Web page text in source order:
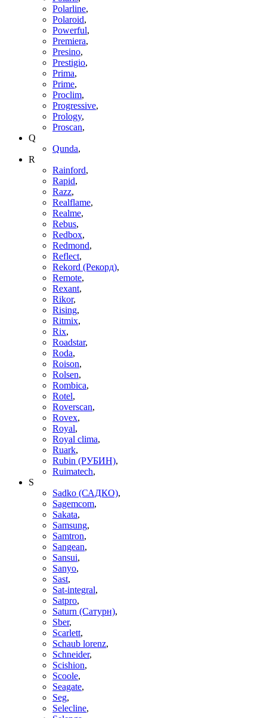
Polarline,
Polaroid,
Powerful,
Premiera,
Presino,
Prestigio,
Prima,
Prime,
Proclim,
Progressive,
Prology,
Proscan,
Q
Qunda,
R
Rainford,
Rapid,
Razz,
Realflame,
Realme,
Rebus,
Redbox,
Redmond,
Reflect,
Rekord (Рекорд),
Remote,
Rexant,
Rikor,
Rising,
Ritmix,
Rix,
Roadstar,
Roda,
Roison,
Rolsen,
Rombica,
Rotel,
Roverscan,
Rovex,
Royal,
Royal clima,
Ruark,
Rubin (РУБИН),
Ruimatech,
S
Sadko (САДКО),
Sagemcom,
Sakata,
Samsung,
Samtron,
Sangean,
Sansui,
Sanyo,
Sast,
Sat-integral,
Satpro,
Saturn (Сатурн),
Sber,
Scarlett,
Schaub lorenz,
Schneider,
Scishion,
Scoole,
Seagate,
Seg,
Selecline,